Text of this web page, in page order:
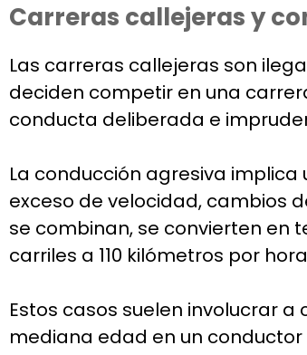
Carreras callejeras y
Las carreras callejeras son
deciden competir en una
conducta deliberada e
La conducción agresiva
exceso de velocidad, cambios
se combinan, se convierten en
carriles a 110 kilómetros por
Estos casos suelen involucrar
mediana edad en un